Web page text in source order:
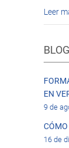
Leer
BLOG
EN
9 de
16 de